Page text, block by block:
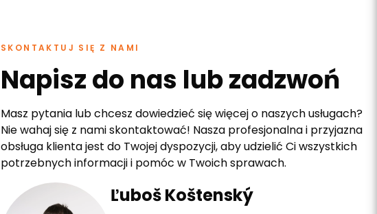
SKONTAKTUJ SIĘ Z NAMI
Napisz do nas lub zadzwoń
Masz pytania lub chcesz dowiedzieć się więcej o naszych usługach?
Nie wahaj się z nami skontaktować! Nasza profesjonalna i przyjazna
obsługa klienta jest do Twojej dyspozycji, aby udzielić Ci wszystkich
potrzebnych informacji i pomóc w Twoich sprawach.
Ľuboš Koštenský